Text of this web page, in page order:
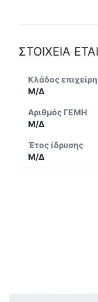
ΣΤΟΙΧΕΙΑ
Κλάδος
Μ/Δ
Αριθμός ΓΕΜΗ
Μ/Δ
Έτος ίδρυσης
Μ/Δ